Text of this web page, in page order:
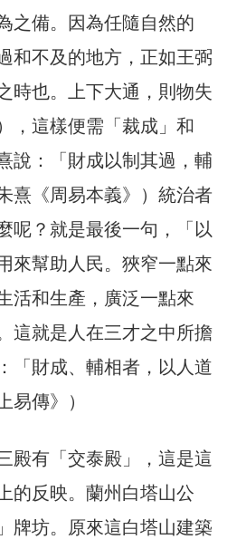
之備。因為任隨自然的
和不及的地方，正如王弼
時也。上下大通，則物失
，這樣便需「裁成」和
說：「財成以制其過，輔
熹《周易本義》）統治者
呢？就是最後一句，「以
來幫助人民。狹窄一點來
活和生產，廣泛一點來
這就是人在三才之中所擔
「財成、輔相者，以人道
易傳》）
殿有「交泰殿」，這是這
的反映。蘭州白塔山公
牌坊。原來這白塔山建築